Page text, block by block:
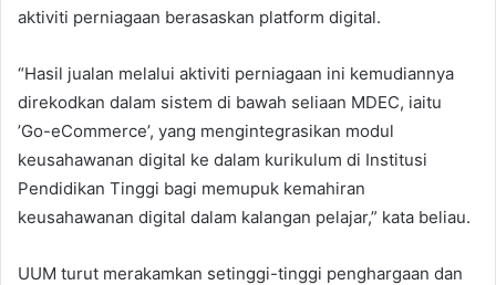
aktiviti perniagaan berasaskan platform digital.
“Hasil jualan melalui aktiviti perniagaan ini kemudiannya
direkodkan dalam sistem di bawah seliaan MDEC, iaitu
’Go-eCommerce’, yang mengintegrasikan modul
keusahawanan digital ke dalam kurikulum di Institusi
Pendidikan Tinggi bagi memupuk kemahiran
keusahawanan digital dalam kalangan pelajar,” kata beliau.
UUM turut merakamkan setinggi-tinggi penghargaan dan